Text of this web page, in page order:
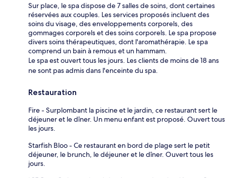
Sur place, le spa dispose de 7 salles de soins, dont certaines
réservées aux couples. Les services proposés incluent des
soins du visage, des enveloppements corporels, des
gommages corporels et des soins corporels. Le spa propose
divers soins thérapeutiques, dont l'aromathérapie. Le spa
comprend un bain à remous et un hammam.
Le spa est ouvert tous les jours. Les clients de moins de 18 ans
ne sont pas admis dans l'enceinte du spa.
Restauration
Fire - Surplombant la piscine et le jardin, ce restaurant sert le
déjeuner et le dîner. Un menu enfant est proposé. Ouvert tous
les jours.
Starfish Bloo - Ce restaurant en bord de plage sert le petit
déjeuner, le brunch, le déjeuner et le dîner. Ouvert tous les
jours.